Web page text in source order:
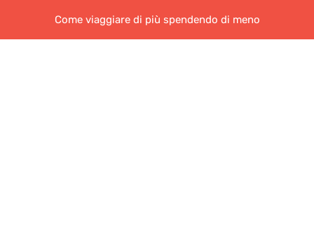
Come viaggiare di più spendendo di meno